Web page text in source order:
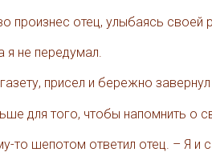
произнес отец, улыбаясь своей
я не передумал.
присел и бережно
для того, чтобы напомнить о
то шепотом ответил отец. – Я и